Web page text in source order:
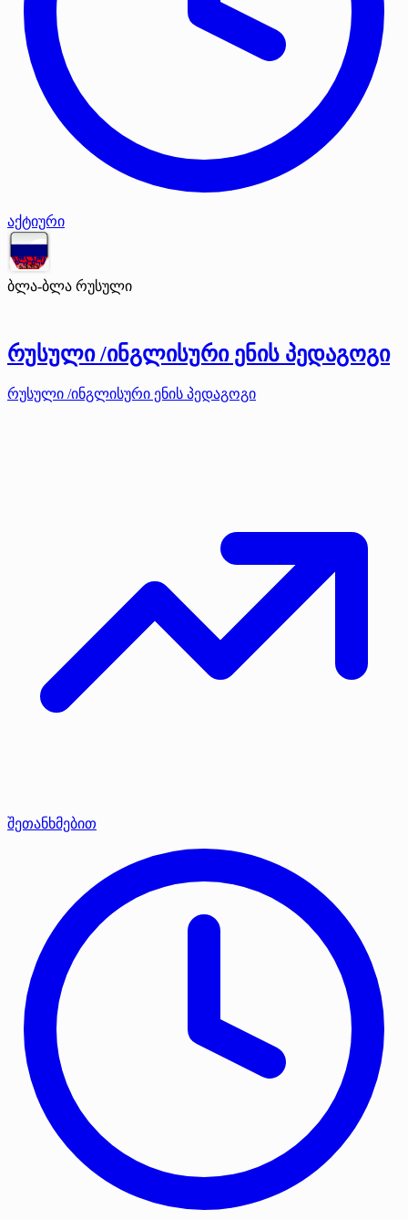
აქტიური
ბლა-ბლა რუსული
რუსული /ინგლისური ენის პედაგოგი
რუსული /ინგლისური ენის პედაგოგი
შეთანხმებით